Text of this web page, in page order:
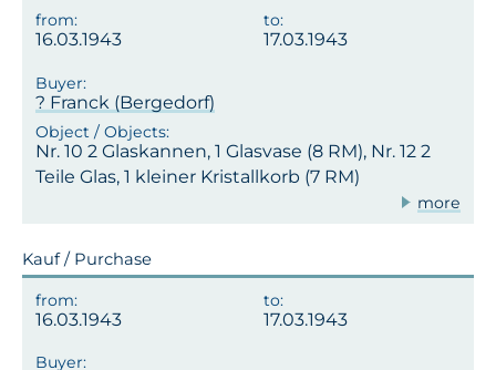
16.03.1943 17.03.1943
? Franck (Bergedorf)
Nr. 10 2 Glaskannen, 1 Glasvase (8 RM), Nr. 12 2
Teile Glas, 1 kleiner Kristallkorb (7 RM)
more
Kauf / Purchase
16.03.1943 17.03.1943